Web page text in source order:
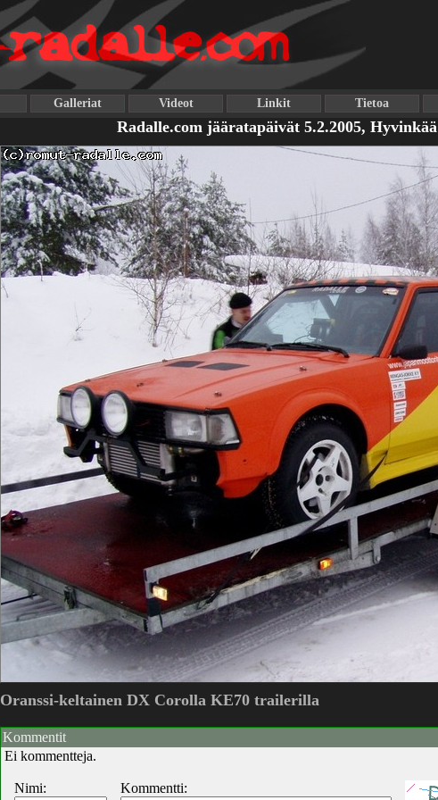
Galleriat Videot Linkit Tietoa
Radalle.com jääratapäivät 5.2.2005, Hyvinkää
Oranssi-keltainen DX Corolla KE70 trailerilla
Kommentit
Ei kommentteja.
Nimi: Kommentti: